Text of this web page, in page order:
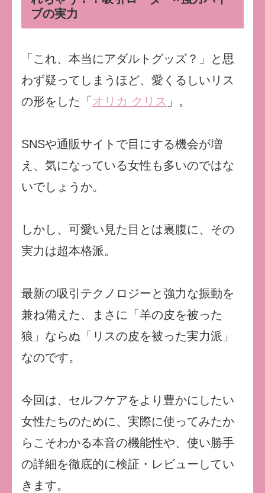
ブの実力
「これ、本当にアダルトグッズ？」と思
わず疑ってしまうほど、愛くるしいリス
の形をした「オリカ クリス 」。
SNSや通販サイトで目にする機会が増
え、気になっている女性も多いのではな
いでしょうか。
しかし、可愛い見た目とは裏腹に、その
実力は超本格派。
最新の吸引テクノロジーと強力な振動を
兼ね備えた、まさに「羊の皮を被った
狼」ならぬ「リスの皮を被った実力派」
なのです。
今回は、セルフケアをより豊かにしたい
女性たちのために、実際に使ってみたか
らこそわかる本音の機能性や、使い勝手
の詳細を徹底的に検証・レビューしてい
きます。